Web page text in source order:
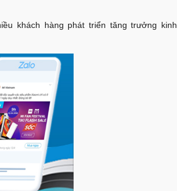
khách hàng phát triển tăng trưởng kinh